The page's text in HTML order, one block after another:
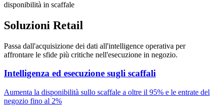
disponibilità in scaffale
Soluzioni Retail
Passa dall'acquisizione dei dati all'intelligence operativa per
affrontare le sfide più critiche nell'esecuzione in negozio.
Intelligenza ed esecuzione sugli scaffali
Aumenta la disponibilità sullo scaffale a oltre il 95% e le entrate del
negozio fino al 2%